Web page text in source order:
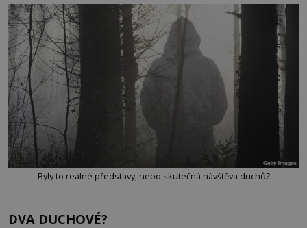
Byly to reálné představy, nebo skutečná návštěva duchů?
DVA DUCHOVÉ?